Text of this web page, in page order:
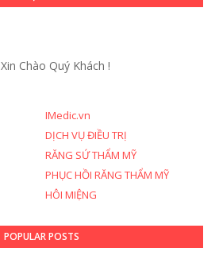
Xin Chào Quý Khách !
IMedic.vn
DỊCH VỤ ĐIỀU TRỊ
RĂNG SỨ THẨM MỸ
PHỤC HỒI RĂNG THẨM MỸ
HÔI MIỆNG
POPULAR POSTS